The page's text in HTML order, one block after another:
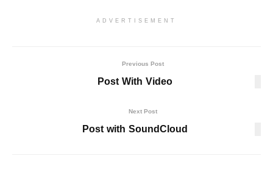
ADVERTISEMENT
Previous Post
Post With Video
Next Post
Post with SoundCloud